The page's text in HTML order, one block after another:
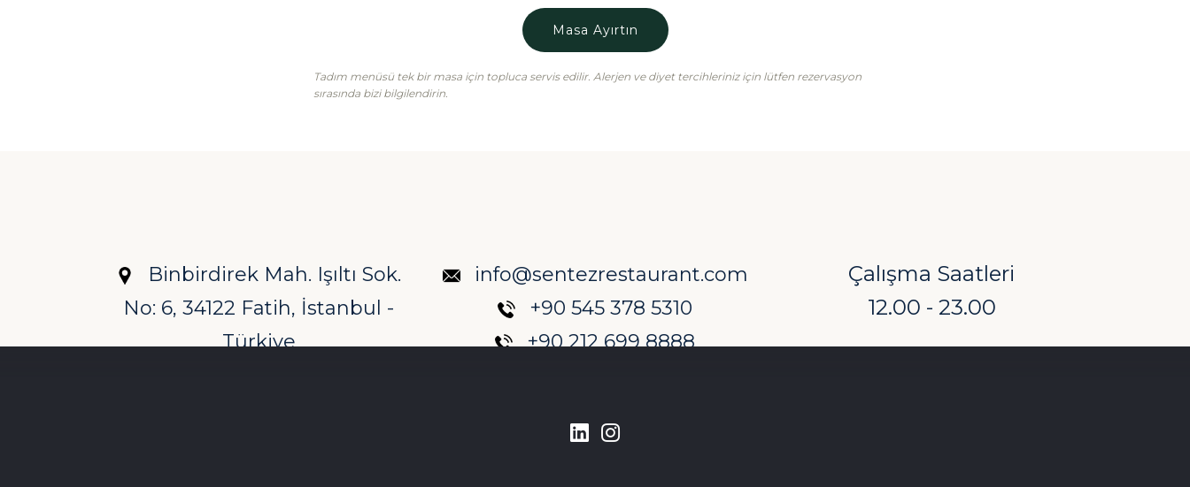
Masa Ayırtın
Tadım menüsü tek bir masa için topluca servis edilir. Alerjen ve diyet tercihleriniz için lütfen rezervasyon
sırasında bizi bilgilendirin.
Binbirdirek Mah. Işıltı Sok.
No: 6, 34122 Fatih, İstanbul -
Türkiye
info@sentezrestaurant.com
+90 545 378 5310
+90 212 699 8888
Çalışma Saatleri
12.00 - 23.00